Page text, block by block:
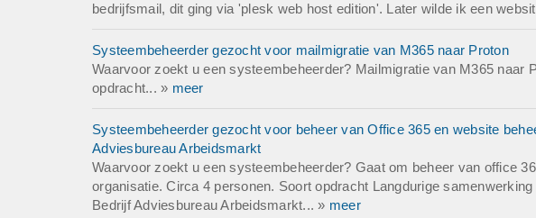
bedrijfsmail, dit ging via 'plesk web host edition'. Later wilde ik een
Systeembeheerder gezocht voor mailmigratie van M365 naar Proton
Waarvoor zoekt u een systeembeheerder? Mailmigratie van M365 naar
opdracht... » meer
Systeembeheerder gezocht voor beheer van Office 365 en website
Adviesbureau Arbeidsmarkt
Waarvoor zoekt u een systeembeheerder? Gaat om beheer van office
organisatie. Circa 4 personen. Soort opdracht Langdurige
Bedrijf Adviesbureau Arbeidsmarkt... » meer